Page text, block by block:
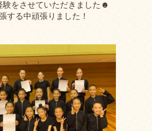
験をさせていただきました☻
する中頑張りました！